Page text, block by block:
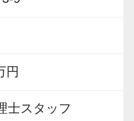
命です。
う理想をいただ
たいと考えてい
問先数2500以
中です。
くサポートして
円
士スタッフ